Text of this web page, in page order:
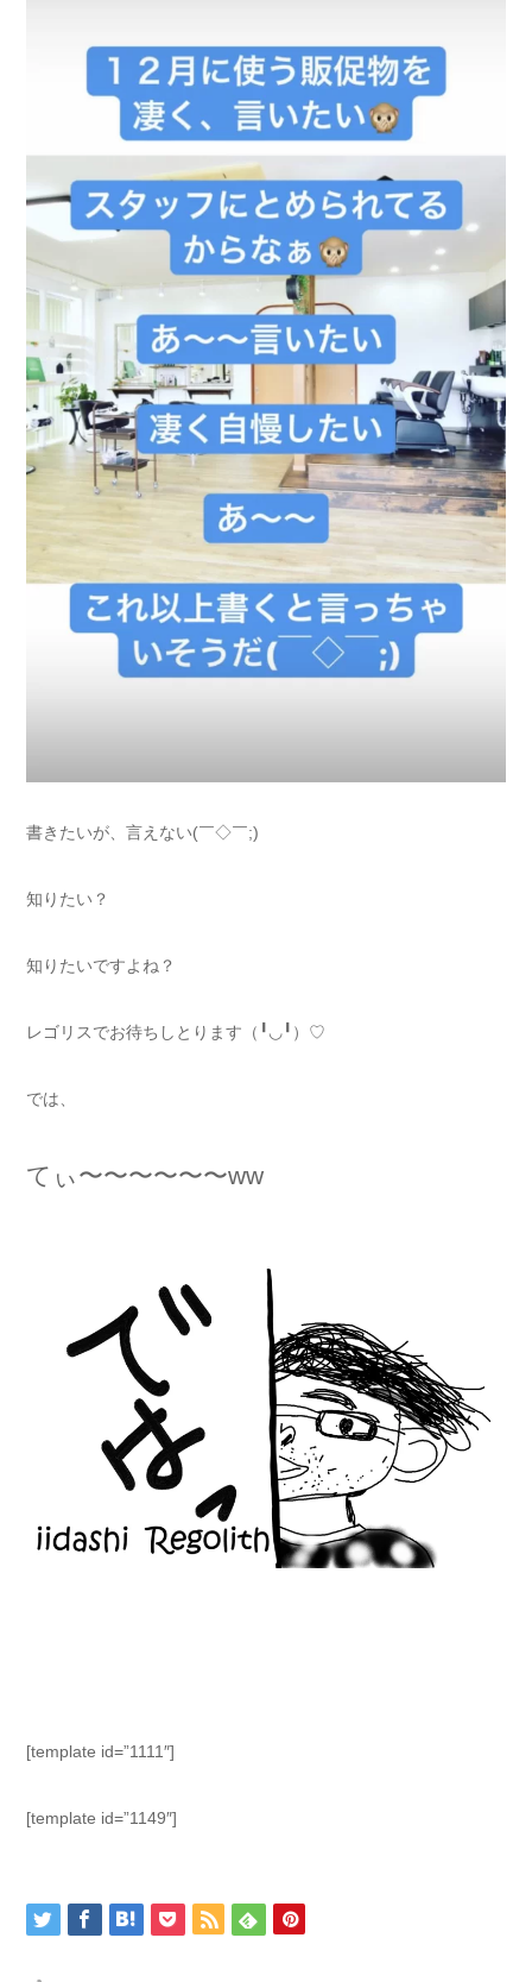
書きたいが、言えない(￣◇￣;)
知りたい？
知りたいですよね？
レゴリスでお待ちしとります（╹◡╹）♡
では、
てぃ〜〜〜〜〜〜ww
[template id=”1111″]
[template id=”1149″]